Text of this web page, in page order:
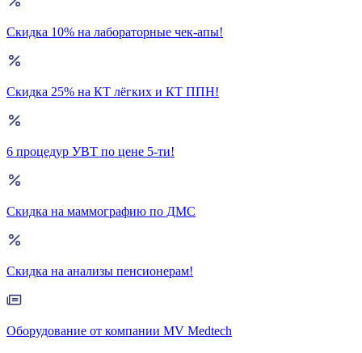
Скидка 10% на лабораторные чек-апы!
Скидка 25% на КТ лёгких и КТ ППН!
6 процедур УВТ по цене 5-ти!
Скидка на маммографию по ДМС
Скидка на анализы пенсионерам!
Оборудование от компании MV Medtech